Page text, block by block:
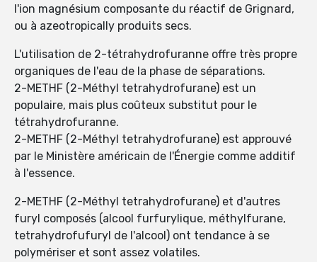
l'ion magnésium composante du réactif de Grignard,
ou à azeotropically produits secs.
L'utilisation de 2-tétrahydrofuranne offre très propre
organiques de l'eau de la phase de séparations.
2-METHF (2-Méthyl tetrahydrofurane) est un
populaire, mais plus coûteux substitut pour le
tétrahydrofuranne.
2-METHF (2-Méthyl tetrahydrofurane) est approuvé
par le Ministère américain de l'Énergie comme additif
à l'essence.
2-METHF (2-Méthyl tetrahydrofurane) et d'autres
furyl composés (alcool furfurylique, méthylfurane,
tetrahydrofufuryl de l'alcool) ont tendance à se
polymériser et sont assez volatiles.